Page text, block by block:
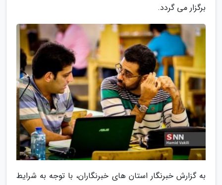
برگزار می گردد.
به گزارش خبرنگار استان های خبرنگاران، با توجه به شرایط